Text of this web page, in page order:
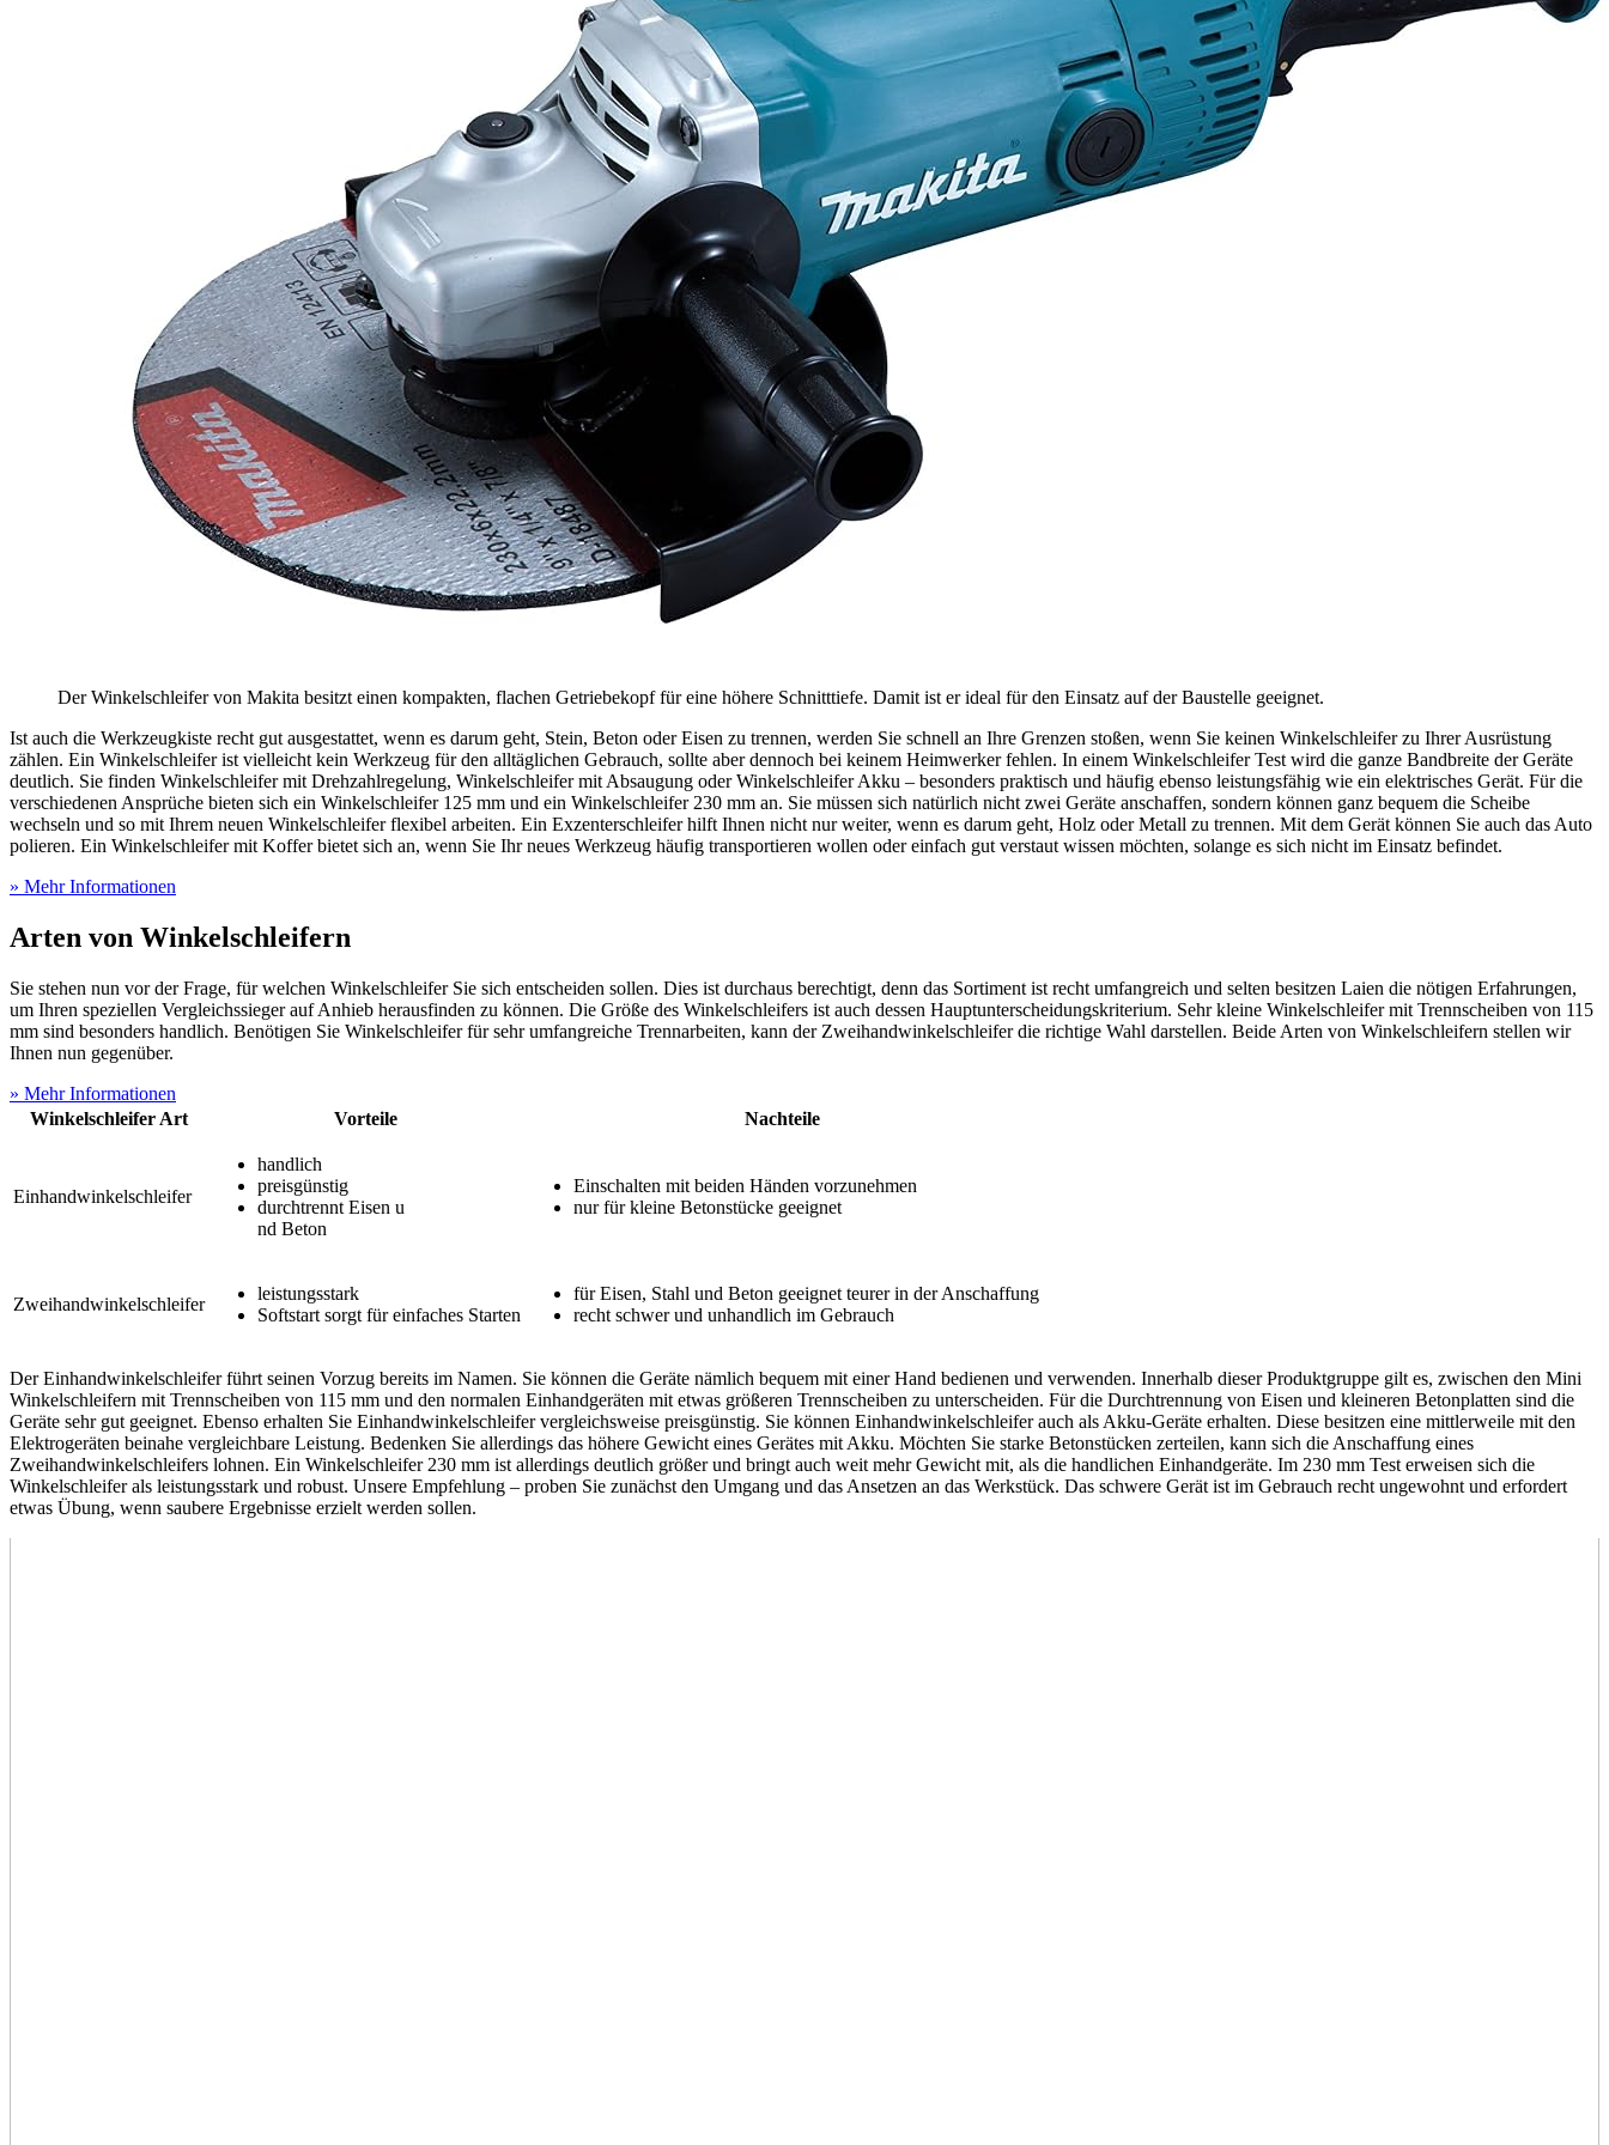
Der Winkelschleifer von Makita besitzt einen kompakten, flachen Getriebekopf für eine höhere Schnitttiefe. Damit ist er ideal für den Einsatz auf der Baustelle geeignet.
Ist auch die Werkzeugkiste recht gut ausgestattet, wenn es darum geht, Stein, Beton oder Eisen zu trennen, werden Sie schnell an Ihre Grenzen stoßen, wenn Sie keinen Winkelschleifer zu Ihrer Ausrüstung
zählen. Ein Winkelschleifer ist vielleicht kein Werkzeug für den alltäglichen Gebrauch, sollte aber dennoch bei keinem Heimwerker fehlen. In einem Winkelschleifer Test wird die ganze Bandbreite der Geräte
deutlich. Sie finden Winkelschleifer mit Drehzahlregelung, Winkelschleifer mit Absaugung oder Winkelschleifer Akku – besonders praktisch und häufig ebenso leistungsfähig wie ein elektrisches Gerät. Für die
verschiedenen Ansprüche bieten sich ein Winkelschleifer 125 mm und ein Winkelschleifer 230 mm an. Sie müssen sich natürlich nicht zwei Geräte anschaffen, sondern können ganz bequem die Scheibe
wechseln und so mit Ihrem neuen Winkelschleifer flexibel arbeiten. Ein Exzenterschleifer hilft Ihnen nicht nur weiter, wenn es darum geht, Holz oder Metall zu trennen. Mit dem Gerät können Sie auch das Auto
polieren. Ein Winkelschleifer mit Koffer bietet sich an, wenn Sie Ihr neues Werkzeug häufig transportieren wollen oder einfach gut verstaut wissen möchten, solange es sich nicht im Einsatz befindet.
» Mehr Informationen
Arten von Winkelschleifern
Sie stehen nun vor der Frage, für welchen Winkelschleifer Sie sich entscheiden sollen. Dies ist durchaus berechtigt, denn das Sortiment ist recht umfangreich und selten besitzen Laien die nötigen Erfahrungen,
um Ihren speziellen Vergleichssieger auf Anhieb herausfinden zu können. Die Größe des Winkelschleifers ist auch dessen Hauptunterscheidungskriterium. Sehr kleine Winkelschleifer mit Trennscheiben von 115
mm sind besonders handlich. Benötigen Sie Winkelschleifer für sehr umfangreiche Trennarbeiten, kann der Zweihandwinkelschleifer die richtige Wahl darstellen. Beide Arten von Winkelschleifern stellen wir
Ihnen nun gegenüber.
» Mehr Informationen
Winkelschleifer Art
Vorteile Nachteile
Einhandwinkelschleifer
handlich
preisgünstig
durchtrennt Eisen u
nd Beton
Einschalten mit beiden Händen vorzunehmen
nur für kleine Betonstücke geeignet
Zweihandwinkelschleifer
leistungsstark
Softstart sorgt für einfaches Starten
für Eisen, Stahl und Beton geeignet teurer in der Anschaffung
recht schwer und unhandlich im Gebrauch
Der Einhandwinkelschleifer führt seinen Vorzug bereits im Namen. Sie können die Geräte nämlich bequem mit einer Hand bedienen und verwenden. Innerhalb dieser Produktgruppe gilt es, zwischen den Mini
Winkelschleifern mit Trennscheiben von 115 mm und den normalen Einhandgeräten mit etwas größeren Trennscheiben zu unterscheiden. Für die Durchtrennung von Eisen und kleineren Betonplatten sind die
Geräte sehr gut geeignet. Ebenso erhalten Sie Einhandwinkelschleifer vergleichsweise preisgünstig. Sie können Einhandwinkelschleifer auch als Akku-Geräte erhalten. Diese besitzen eine mittlerweile mit den
Elektrogeräten beinahe vergleichbare Leistung. Bedenken Sie allerdings das höhere Gewicht eines Gerätes mit Akku. Möchten Sie starke Betonstücken zerteilen, kann sich die Anschaffung eines
Zweihandwinkelschleifers lohnen. Ein Winkelschleifer 230 mm ist allerdings deutlich größer und bringt auch weit mehr Gewicht mit, als die handlichen Einhandgeräte. Im 230 mm Test erweisen sich die
Winkelschleifer als leistungsstark und robust. Unsere Empfehlung – proben Sie zunächst den Umgang und das Ansetzen an das Werkstück. Das schwere Gerät ist im Gebrauch recht ungewohnt und erfordert
etwas Übung, wenn saubere Ergebnisse erzielt werden sollen.